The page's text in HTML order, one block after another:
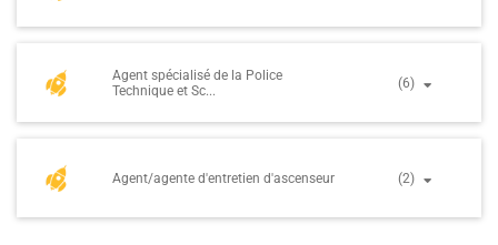
Agent spécialisé de la Police
Technique et Sc...
(6)
Agent/agente d'entretien d'ascenseur (2)